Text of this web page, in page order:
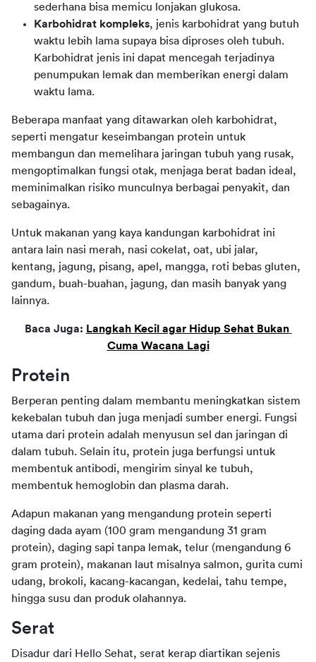
sederhana bisa memicu lonjakan glukosa.
Karbohidrat kompleks, jenis karbohidrat yang butuh
waktu lebih lama supaya bisa diproses oleh tubuh.
Karbohidrat jenis ini dapat mencegah terjadinya
penumpukan lemak dan memberikan energi dalam
waktu lama.
Beberapa manfaat yang ditawarkan oleh karbohidrat,
seperti mengatur keseimbangan protein untuk
membangun dan memelihara jaringan tubuh yang rusak,
mengoptimalkan fungsi otak, menjaga berat badan ideal,
meminimalkan risiko munculnya berbagai penyakit, dan
sebagainya.
Untuk makanan yang kaya kandungan karbohidrat ini
antara lain nasi merah, nasi cokelat, oat, ubi jalar,
kentang, jagung, pisang, apel, mangga, roti bebas gluten,
gandum, buah-buahan, jagung, dan masih banyak yang
lainnya.
Baca Juga: Langkah Kecil agar Hidup Sehat Bukan
Cuma Wacana Lagi
Protein
Berperan penting dalam membantu meningkatkan sistem
kekebalan tubuh dan juga menjadi sumber energi. Fungsi
utama dari protein adalah menyusun sel dan jaringan di
dalam tubuh. Selain itu, protein juga berfungsi untuk
membentuk antibodi, mengirim sinyal ke tubuh,
membentuk hemoglobin dan plasma darah.
Adapun makanan yang mengandung protein seperti
daging dada ayam (100 gram mengandung 31 gram
protein), daging sapi tanpa lemak, telur (mengandung 6
gram protein), makanan laut misalnya salmon, gurita cumi
udang, brokoli, kacang-kacangan, kedelai, tahu tempe,
hingga susu dan produk olahannya.
Serat
Disadur dari Hello Sehat, serat kerap diartikan sejenis